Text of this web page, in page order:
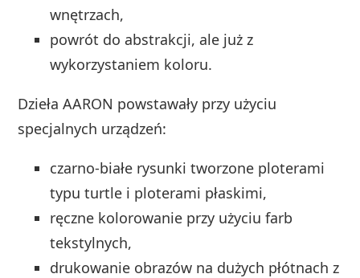
wnętrzach,
powrót do abstrakcji, ale już z
wykorzystaniem koloru.
Dzieła AARON powstawały przy użyciu
specjalnych urządzeń:
czarno-białe rysunki tworzone ploterami
typu turtle i ploterami płaskimi,
ręczne kolorowanie przy użyciu farb
tekstylnych,
drukowanie obrazów na dużych płótnach z